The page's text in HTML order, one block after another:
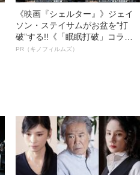
《映画『シェルター』》ジェイ
ソン・ステイサムがお盆を“打
破”する!!《「眠眠打破」コラ
ボ》
PR（キノフィルムズ）